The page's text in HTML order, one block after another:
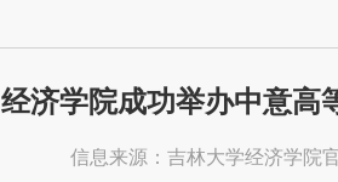
经济学院成功举办中意高
信息来源：吉林大学经济学院